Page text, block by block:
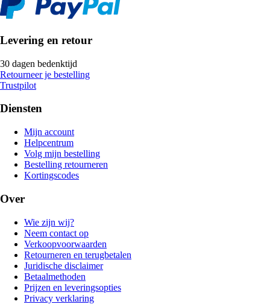
Levering en retour
30 dagen bedenktijd
Retourneer je bestelling
Trustpilot
Diensten
Mijn account
Helpcentrum
Volg mijn bestelling
Bestelling retourneren
Kortingscodes
Over
Wie zijn wij?
Neem contact op
Verkoopvoorwaarden
Retourneren en terugbetalen
Juridische disclaimer
Betaalmethoden
Prijzen en leveringsopties
Privacy verklaring